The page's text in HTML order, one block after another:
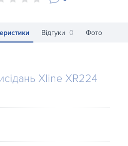
Відгуки 0 Фото
Xline XR224